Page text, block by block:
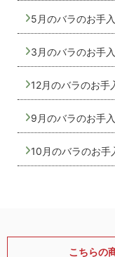
5月のバラのお手
3月のバラのお手
12月のバラのお手
9月のバラのお手
10月のバラのお手
こちらの